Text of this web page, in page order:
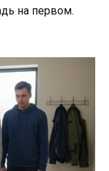
на первом.